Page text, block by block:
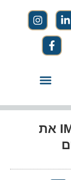
משרד התיירות יציג ב-IMTM את